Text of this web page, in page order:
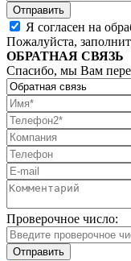
Я согласен на
Пожалуйста,
ОБРАТНАЯ СВЯЗЬ
Спасибо, мы Вам
Проверочное число: